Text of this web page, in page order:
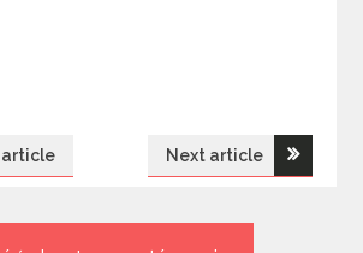
article Next article